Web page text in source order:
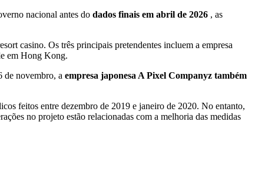
nacional antes do dados finais em abril de 2026 , as
casino. Os três principais pretendentes incluem a empresa
em Hong Kong.
de novembro, a empresa japonesa A Pixel Companyz também
feitos entre dezembro de 2019 e janeiro de 2020. No entanto,
no projeto estão relacionadas com a melhoria das medidas